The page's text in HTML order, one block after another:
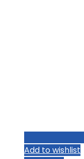
Add to wishlist